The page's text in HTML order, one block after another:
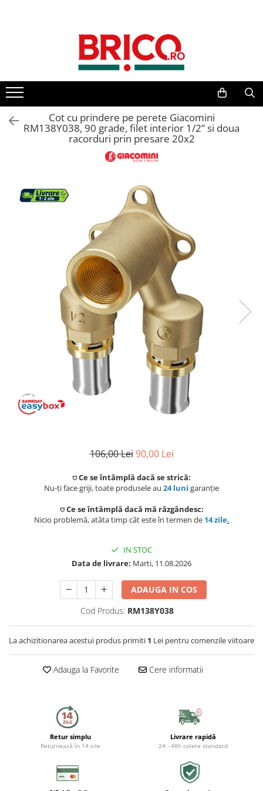
Toate Produsele
Baterii bucatarie
Baterii chiuveta baie
Baterii bideu si dus igienic
Coloane de dus
Seturi de dus
Sisteme de dus incastrate
Brate si palarii dus
Rigole si scurgere dus
Pare, furtunuri si accesorii
Accesorii dus
Clapete de actionare
Perii de par electrice
Aparate de tuns & ras
Mobilier pentru baie
Cot cu prindere pe perete Giacomini
RM138Y038, 90 grade, filet interior 1/2” si doua
racorduri prin presare 20x2
106,00 Lei 90,00 Lei
⛉ Ce se întâmplă dacă se strică:
Nu-ți face griji, toate produsele au 24 luni garanție
⛉ Ce se întâmplă dacă mă răzgândesc:
Nicio problemă, atâta timp cât este în termen de 14 zile.
IN STOC
Data de livrare: Marti, 11.08.2026
ADAUGA IN COS
Cod Produs: RM138Y038
La achizitionarea acestui produs primiti 1 Lei pentru comenzile viitoare
Adauga la Favorite Cere informatii
Retur simplu
Returnează în 14 zile
Livrare rapidă
24 - 48h colete standard